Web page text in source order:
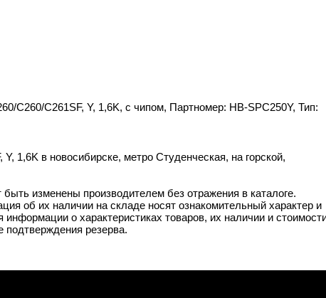
C260/C261SF, Y, 1,6K, с чипом, Партномер: HB-SPC250Y, Тип:
1,6K в новосибирске, метро Студенческая, на горской,
изменены производителем без отражения в каталоге.
об их наличии на складе носят ознакомительный характер и
о характеристиках товаров, их наличии и
резерва.